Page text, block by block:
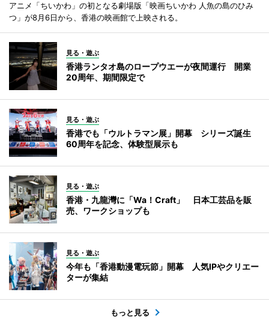
アニメ「ちいかわ」の初となる劇場版「映画ちいかわ 人魚の島のひみ
つ」が8月6日から、香港の映画館で上映される。
見る・遊ぶ
香港ランタオ島のロープウエーが夜間運行 開業
20周年、期間限定で
見る・遊ぶ
香港でも「ウルトラマン展」開幕 シリーズ誕生
60周年を記念、体験型展示も
見る・遊ぶ
香港・九龍灣に「Wa！Craft」 日本工芸品を販
売、ワークショップも
見る・遊ぶ
今年も「香港動漫電玩節」開幕 人気IPやクリエー
ターが集結
もっと見る